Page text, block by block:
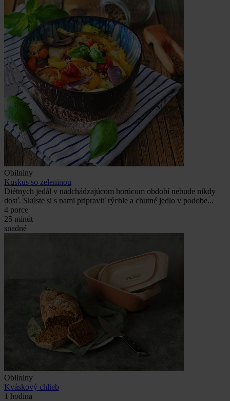
Obilniny
Kuskus so zeleninou
Diétnych jedál v nadchádzajúcom horúcom období nebude nikdy
dosť. Skúste si s nami pripraviť rýchle a chutné jedlo v podobe...
4 porce
25 minút
snadné
Obilniny
Kváskový chlieb
1 hodina